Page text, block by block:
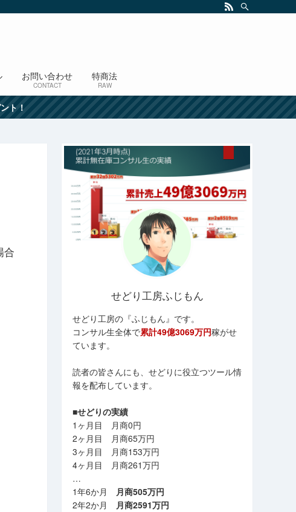
お問い合わせ
CONTACT
特商法
RAW
ト！
合
せどり工房ふじもん
せどり工房の『ふじもん』です。
コンサル生全体で累計49億3069万円稼がせ
ています。
読者の皆さんにも、せどりに役立つツール情
報を配布しています。
■せどりの実績
1ヶ月目 月商0円
2ヶ月目 月商65万円
3ヶ月目 月商153万円
4ヶ月目 月商261万円
…
1年6か月 月商505万円
2年2か月 月商2591万円